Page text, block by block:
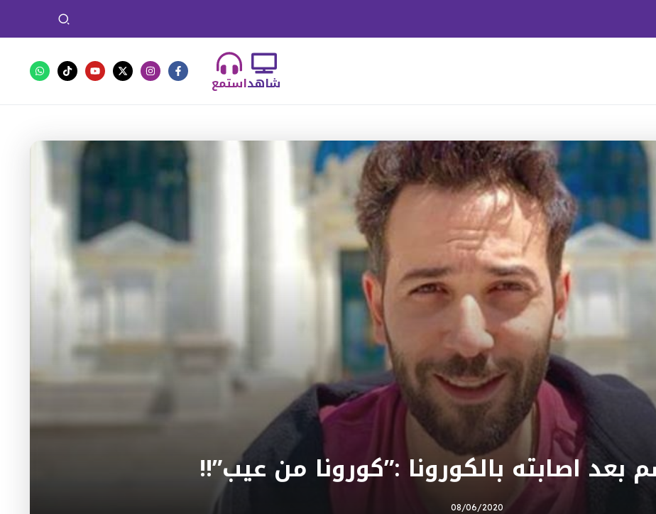
استمعشاهد
بعد اصابته بالكورونا :”كورونا من عيب”!!
08/06/2020